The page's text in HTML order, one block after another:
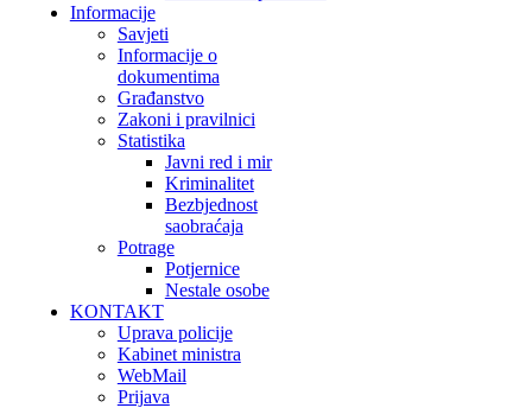
Informacije
Savjeti
Informacije o
dokumentima
Građanstvo
Zakoni i pravilnici
Statistika
Javni red i mir
Kriminalitet
Bezbjednost
saobraćaja
Potrage
Potjernice
Nestale osobe
KONTAKT
Uprava policije
Kabinet ministra
WebMail
Prijava